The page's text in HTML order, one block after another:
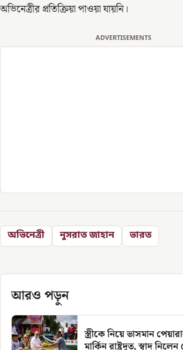
অভিনেত্রীর প্রতিক্রিয়া পাওয়া যায়নি।
ADVERTISEMENTS
অভিনেত্রী নুসরাত জাহান ভারত
আরও পড়ুন
স্ত্রীকে নিয়ে ভাসমান
মার্কিন রাষ্ট্রদূত, স্বাদ